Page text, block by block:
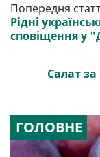
Попередня
Рідні
сповіщення у
Салат
ГОЛОВНЕ